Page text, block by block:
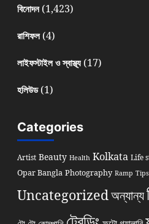
বিনোদন(1,423)
রাশিফল(4)
লাইফস্টাইল ও স্বাস্থ্য(17)
হলিউড(1)
Categories
Artist Beauty Health Kolkata Life
Opar Bangla Photography Ramp
Uncategorizedঅন্যান্য